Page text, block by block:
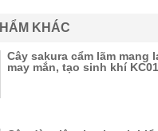
KHÁC
Cây sakura cẩm lãm mang
may mắn, tạo sinh khí